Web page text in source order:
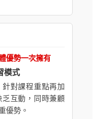
優勢一次擁有
模式
對課程重點再加
互動，同時兼顧
優勢。